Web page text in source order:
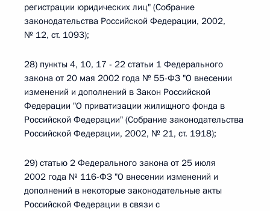
регистрации юридических лиц" (Собрание
законодательства Российской Федерации, 2002,
№ 12, ст. 1093);
28) пункты 4, 10, 17 - 22 статьи 1 Федерального
закона от 20 мая 2002 года № 55-ФЗ "О внесении
изменений и дополнений в Закон Российской
Федерации "О приватизации жилищного фонда в
Российской Федерации" (Собрание законодательства
Российской Федерации, 2002, № 21, ст. 1918);
29) статью 2 Федерального закона от 25 июля
2002 года № 116-ФЗ "О внесении изменений и
дополнений в некоторые законодательные акты
Российской Федерации в связи с